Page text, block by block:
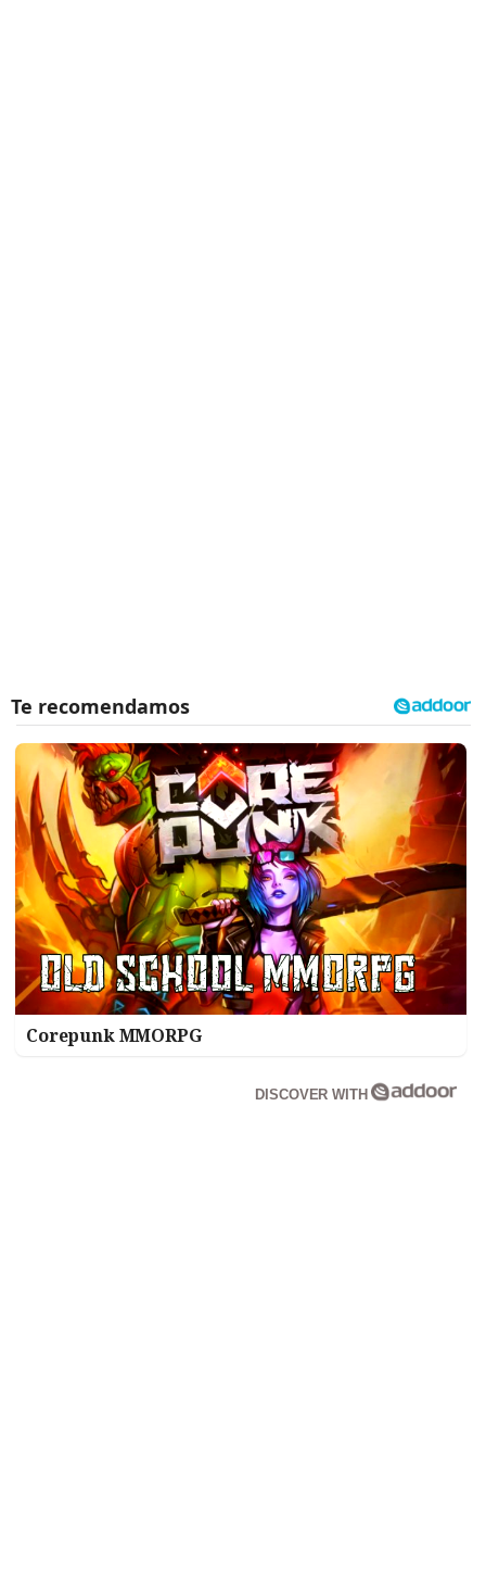
Corepunk MMORPG
DISCOVER WITH